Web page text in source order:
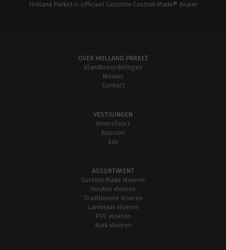
Holland Parket is officieel Cinzento Custom Made® dealer
OVER HOLLAND PARKET
Klantbeoordelingen
Nieuws
Contact
VESTIGINGEN
Amersfoort
Bussum
Ede
ASSORTIMENT
Custom Made vloeren
Houten vloeren
Traditionele vloeren
Laminaat vloeren
PVC vloeren
Kurk vloeren